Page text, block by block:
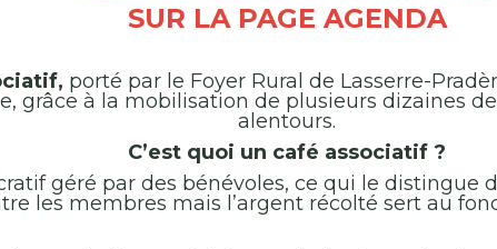
SUR LA PAGE AGENDA
porté par le Foyer Rural de Lasserre-
grâce à la mobilisation de plusieurs dizaines
alentours.
C’est quoi un café associatif ?
géré par des bénévoles, ce qui le distingue
les membres mais l’argent récolté sert au